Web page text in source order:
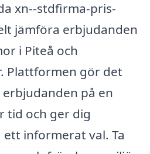
xn--stdfirma-pris-
jämföra erbjudanden
i Piteå och
Plattformen gör det
på en
tid och ger dig
informerat val. Ta